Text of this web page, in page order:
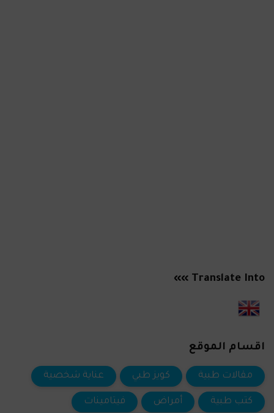
Translate Into »»
اقسام الموقع
مقالات طبية كويز طبي عناية شخصية
كتب طبية أمراض فيتامينات